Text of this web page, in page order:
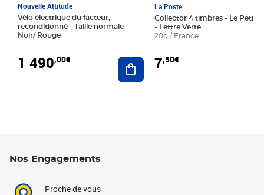
Nouvelle Attitude
Vélo électrique du facteur,
reconditionné - Taille normale -
Noir/ Rouge
1 490,00€ Ajouter au panier
La Poste
Collector 4 timbres - Le Petit
- Lettre Verte
20g / France
7,50€
Nos Engagements
Proche de vous